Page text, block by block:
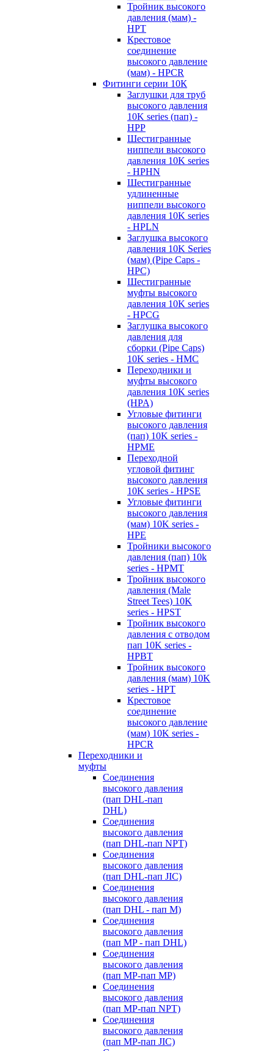
Тройник высокого
давления (мам) -
HPT
Крестовое
соединение
высокого давление
(мам) - HPCR
Фитинги серии 10К
Заглушки для труб
высокого давления
10K series (пап) -
HPP
Шестигранные
ниппели высокого
давления 10K series
- HPHN
Шестигранные
удлиненные
ниппели высокого
давления 10K series
- HPLN
Заглушка высокого
давления 10K Series
(мам) (Pipe Caps -
HPC)
Шестигранные
муфты высокого
давления 10K series
- HPCG
Заглушка высокого
давления для
сборки (Pipe Caps)
10K series - HMC
Переходники и
муфты высокого
давления 10K series
(HPA)
Угловые фитинги
высокого давления
(пап) 10K series -
HPME
Переходной
угловой фитинг
высокого давления
10K series - HPSE
Угловые фитинги
высокого давления
(мам) 10K series -
HPE
Тройники высокого
давления (пап) 10k
series - HPMT
Тройник высокого
давления (Male
Street Tees) 10K
series - HPST
Тройник высокого
давления с отводом
пап 10K series -
HPBT
Тройник высокого
давления (мам) 10K
series - HPT
Крестовое
соединение
высокого давление
(мам) 10K series -
HPCR
Переходники и
муфты
Cоединения
высокого давления
(пап DHL-пап
DHL)
Соединения
высокого давления
(пап DHL-пап NPT)
Соединения
высокого давления
(пап DHL-пап JIC)
Cоединения
высокого давления
(пап DHL - пап M)
Cоединения
высокого давления
(пап MP - пап DHL)
Соединения
высокого давления
(пап MP-пап MP)
Соединения
высокого давления
(пап MP-пап NPT)
Соединения
высокого давления
(пап MP-пап JIC)